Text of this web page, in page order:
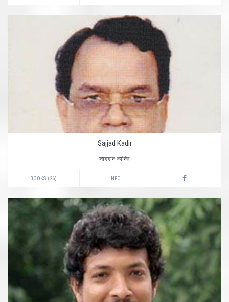
Sajjad Kadir
সাযযাদ কাদির
BOOKS (26) INFO